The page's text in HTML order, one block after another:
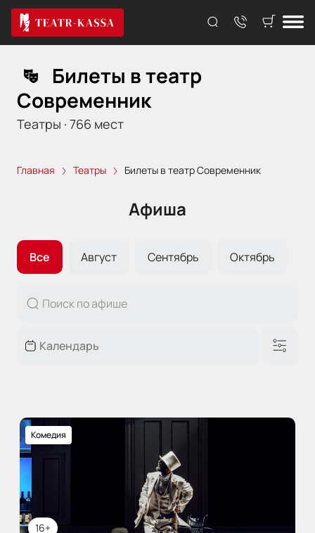
Билеты в театр
Современник
Театры · 766 мест
Главная Театры Билеты в театр Современник
Афиша
Все Август Сентябрь Октябрь
16+
Комедия